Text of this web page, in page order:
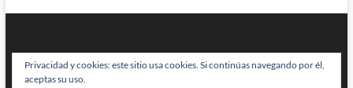
Privacidad y cookies: este sitio usa cookies. Si continúas navegando por él,
aceptas su uso.